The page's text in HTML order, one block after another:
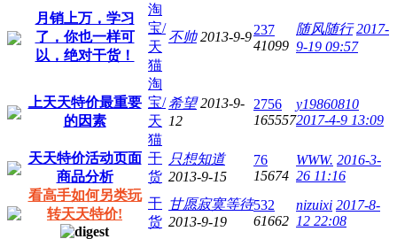
月销上万，学习
了，你也一样可
以，绝对干货！
淘
宝/
天
猫
不帅 2013-9-9237
41099
随风随行 2017-
9-19 09:57
上天天特价最重要
的因素
淘
宝/
天
猫
希望 2013-9-
12
2756
165557
y19860810
2017-4-9 13:09
天天特价活动页面
商品分析
干
货
只想知道
2013-9-15
76
15674
WWW. 2016-3-
26 11:16
看高手如何另类玩
转天天特价!
干
货
甘愿寂寞等待
2013-9-19
532
61662
nizuixi 2017-8-
12 22:08